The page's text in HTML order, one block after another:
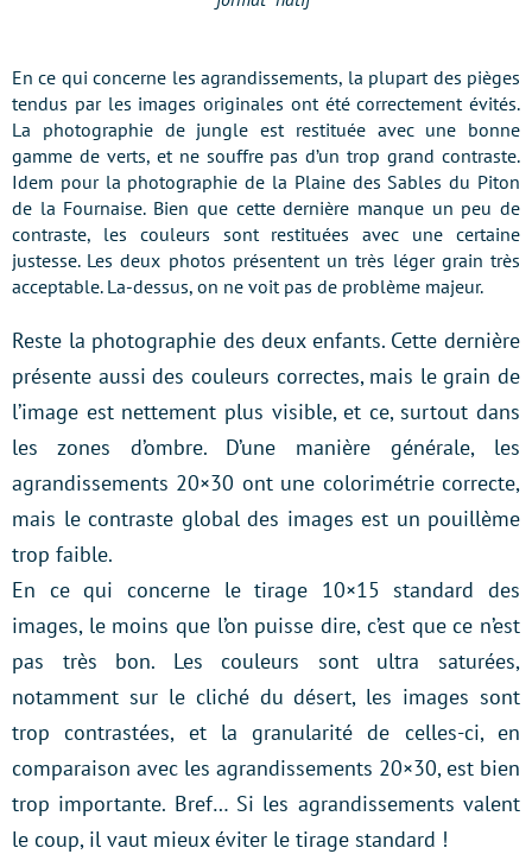
En ce qui concerne les agrandissements, la plupart des pièges
tendus par les images originales ont été correctement évités.
La photographie de jungle est restituée avec une bonne
gamme de verts, et ne souffre pas d’un trop grand contraste.
Idem pour la photographie de la Plaine des Sables du Piton
de la Fournaise. Bien que cette dernière manque un peu de
contraste, les couleurs sont restituées avec une certaine
justesse. Les deux photos présentent un très léger grain très
acceptable. La-dessus, on ne voit pas de problème majeur.
Reste la photographie des deux enfants. Cette dernière
présente aussi des couleurs correctes, mais le grain de
l’image est nettement plus visible, et ce, surtout dans
les zones d’ombre. D’une manière générale, les
agrandissements 20×30 ont une colorimétrie correcte,
mais le contraste global des images est un pouillème
trop faible.
En ce qui concerne le tirage 10×15 standard des
images, le moins que l’on puisse dire, c’est que ce n’est
pas très bon. Les couleurs sont ultra saturées,
notamment sur le cliché du désert, les images sont
trop contrastées, et la granularité de celles-ci, en
comparaison avec les agrandissements 20×30, est bien
trop importante. Bref… Si les agrandissements valent
le coup, il vaut mieux éviter le tirage standard !